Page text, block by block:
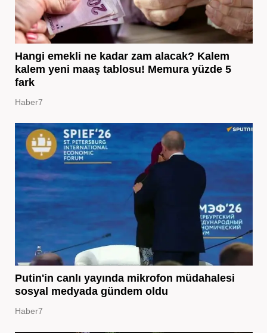
Hangi emekli ne kadar zam alacak? Kalem
kalem yeni maaş tablosu! Memura yüzde 5
fark
Haber7
Putin'in canlı yayında mikrofon müdahalesi
sosyal medyada gündem oldu
Haber7